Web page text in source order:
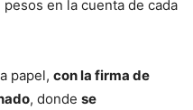
en la cuenta de cada
papel, con la firma de
, donde se